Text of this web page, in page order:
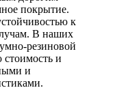
покрытие.
к
В наших
резиновой
и
и